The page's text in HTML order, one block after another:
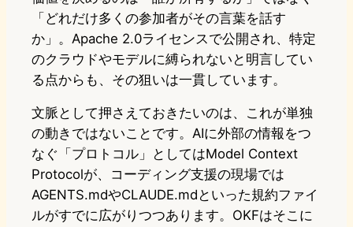
「どれだけ多くの参加者がその言葉を話す
か」。Apache 2.0ライセンスで公開され、特定
のクラウドやモデルに縛られないと明言してい
る点からも、その狙いは一貫しています。
文脈として押さえておきたいのは、これが単独
の動きではないことです。AIに外部の情報をつ
なぐ「プロトコル」としてはModel Context
Protocolが、コーディング支援の現場では
AGENTS.mdやCLAUDE.mdといった規約ファイ
ルがすでに広がりつつあります。OKFはそこに